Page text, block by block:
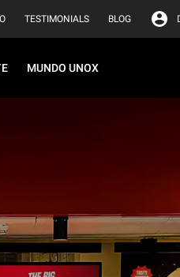
TESTIMONIALS BLOG
MUNDO UNOX